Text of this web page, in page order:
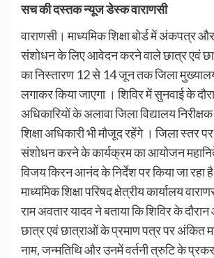
सच की दस्तक न्यूज डेस्क वाराणसी
वाराणसी। माध्यमिक शिक्षा बोर्ड में अंकपत्र
संशोधन के लिए आवेदन करने वाले छात्र एवं
का निस्तारण 12 से 14 जून तक जिला
लगाकर किया जाएगा । शिविर में सुनवाई के
अधिकारियों के अलावा जिला विद्यालय
शिक्षा अधिकारी भी मौजूद रहेंगे । जिला स्तर
संशोधन करने के कार्यक्रम का आयोजन
विजय किरन आनंद के निर्देश पर किया जा रहा
माध्यमिक शिक्षा परिषद क्षेत्रीय कार्यालय
राम अवतार यादव ने बताया कि शिविर के
छात्र एवं छात्राओं के प्रमाण पत्र पर अंकित
नाम, जन्मतिथि और उनमें वर्तनी त्रुटि के